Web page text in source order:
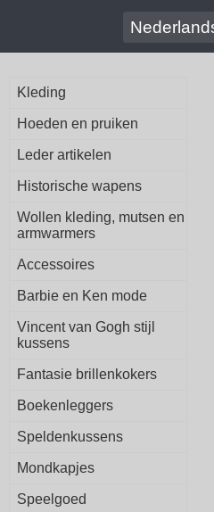
Kleding
Hoeden en pruiken
Leder artikelen
Historische wapens
Wollen kleding, mutsen en
armwarmers
Accessoires
Barbie en Ken mode
Vincent van Gogh stijl
kussens
Fantasie brillenkokers
Boekenleggers
Speldenkussens
Mondkapjes
Speelgoed